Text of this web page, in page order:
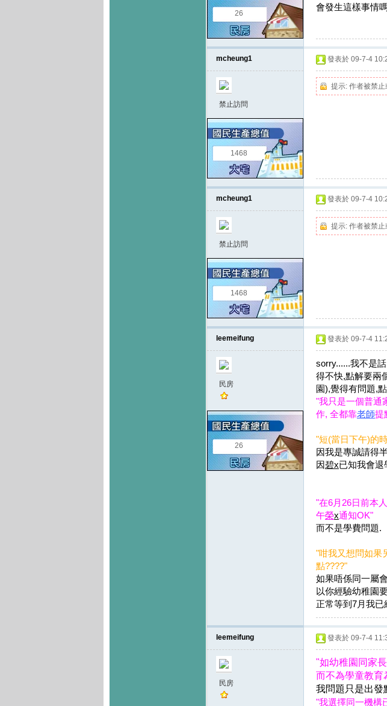
26
會發生這樣事情
mcheung1
禁止訪問
1468
發表於 09-7-4
提示: 作者被禁
mcheung1
禁止訪問
1468
發表於 09-7-4
提示: 作者被禁
leemeifung
民房
26
發表於 09-7-4
sorry......我不是
得不快,點解要兩
園),覺得有問題,
"我只是一個普通
作, 全都靠老師提
"短(當日下午)的
因我是專誠請得
因碧x已知我會退
"在6月 26日前本
午榮x通知OK"
而不是學費問題.
"咁我又想問如果
點????"
如果唔係同一屬
以你經驗幼稚園
正常等到7月我
leemeifung
民房
發表於 09-7-4
"如幼稚園同家
而不為學童教育
我問題只是出發
"我選擇同一機構